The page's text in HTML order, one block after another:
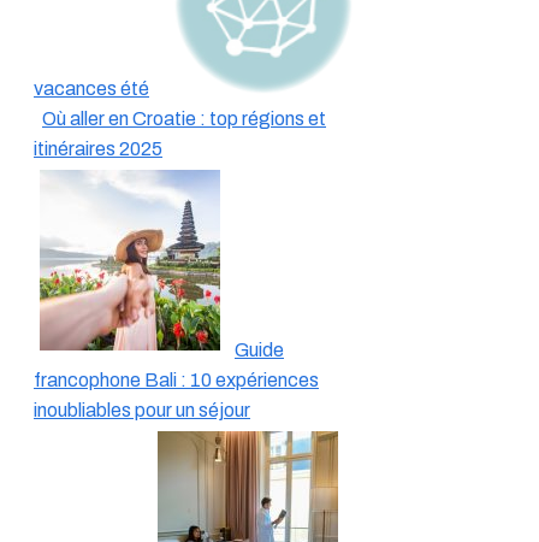
vacances été
Où aller en Croatie : top régions et
itinéraires 2025
Guide
francophone Bali : 10 expériences
inoubliables pour un séjour